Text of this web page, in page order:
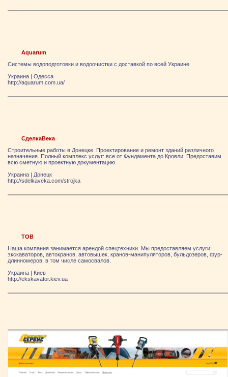
Aquarum
Системы водоподготовки и водоочистки с доставкой по всей Украине.
Украина | Одесса
http://aquarum.com.ua/
СделкаВека
Строительные работы в Донецке. Проектирование и ремонт зданий различного
назначения. Полный комплекс услуг: все от Фундамента до Кровли. Предоставим
всю сметную и проектную документацию.
Украина | Донецк
http://sdelkaveka.com/strojka
ТОВ
Наша компания занимается арендой спецтехники. Мы предоставляем услуги:
экскаваторов, автокранов, автовышек, кранов-манипуляторов, бульдозеров, фур-
длинномеров, в том числе самосвалов.
Украина | Киев
http://ekskavator.kiev.ua